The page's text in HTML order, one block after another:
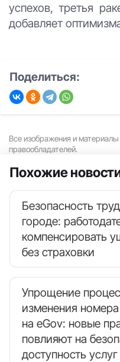
успехов, третья
добавляет
Поделиться:
Все изображения и
правообладателей.
Похожие
Безопасность
городе:
компенсировать
без страховки
Упрощение
изменения
на eGov: новые
повлияют на
доступность